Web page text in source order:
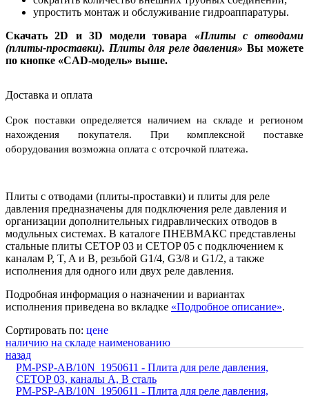
упростить монтаж и обслуживание гидроаппаратуры.
Скачать 2D и 3D модели товара «Плиты с отводами
(плиты-проставки). Плиты для реле давления» Вы можете
по кнопке «CAD-модель» выше.
Доставка и оплата
Срок поставки определяется наличием на складе и регионом
нахождения покупателя. При комплексной поставке
оборудования возможна оплата с отсрочкой платежа.
Плиты с отводами (плиты-проставки) и плиты для реле
давления предназначены для подключения реле давления и
организации дополнительных гидравлических отводов в
модульных системах. В каталоге ПНЕВМАКС представлены
стальные плиты CETOP 03 и CETOP 05 с подключением к
каналам P, T, A и B, резьбой G1/4, G3/8 и G1/2, а также
исполнения для одного или двух реле давления.
Подробная информация о назначении и вариантах
исполнения приведена во вкладке «Подробное описание».
Сортировать по: цене
наличию на складе наименованию
назад
PM-PSP-AB/10N_1950611 - Плита для реле давления,
CETOP 03, каналы А, В сталь
PM-PSP-AB/10N_1950611 - Плита для реле давления,